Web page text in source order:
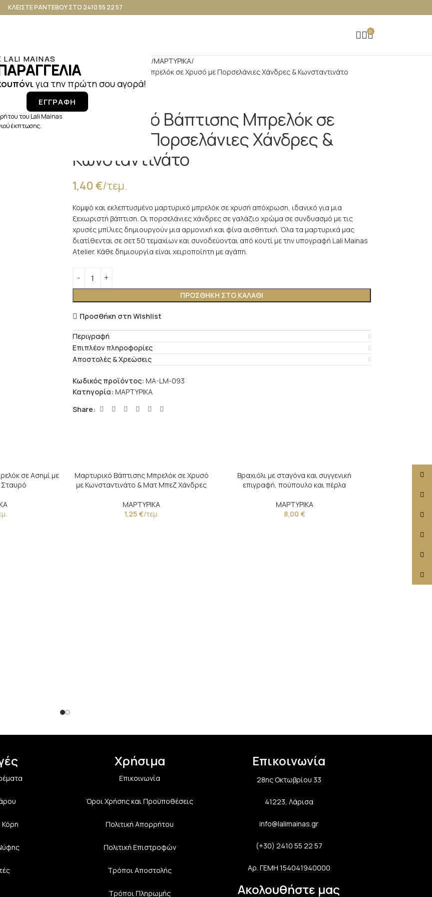
MAINAS
για την πρώτη σου αγορά!
ΕΓΓΡΑΦΗ
του Lali Mainas
έκπτωσης.
ΚΛΕΙΣΤΕ ΡΑΝΤΕΒΟΥ ΣΤΟ 2410 55 22 57
0
ΜΑΡΤΥΡΙΚΑ
Μαρτυρικό Βάπτισης Μπρελόκ σε Χρυσό με Πορσελάνιες Χάνδρες & Κωνσταντινάτο
Μαρτυρικό Βάπτισης Μπρελόκ σε
Χρυσό με Πορσελάνιες Χάνδρες &
Κωνσταντινάτο
1,40 €/τεμ.
Κομψό και εκλεπτυσμένο μαρτυρικό μπρελόκ σε χρυσή απόχρωση, ιδανικό για μια
ξεχωριστή βάπτιση. Οι πορσελάνιες χάνδρες σε γαλάζιο χρώμα σε συνδυασμό με τις
χρυσές μπίλιες δημιουργούν μια αρμονική και φίνα αισθητική. Όλα τα μαρτυρικά μας
διατίθενται σε σετ 50 τεμαχίων και συνοδεύονται από κουτί με την υπογραφή Lali Mainas
Atelier. Κάθε δημιουργία είναι χειροποίητη με αγάπη.
ΠΡΟΣΘΉΚΗ ΣΤΟ ΚΑΛΆΘΙ
Προσθήκη στη Wishlist
Περιγραφή
Επιπλέον πληροφορίες
Αποστολές & Χρεώσεις
Κωδικός προϊόντος: MA-LM-093
Κατηγορία: ΜΑΡΤΥΡΙΚΑ
Share:
σε Ασημί με
Μαρτυρικό Βάπτισης Μπρελόκ σε Χρυσό
με Κωνσταντινάτο & Ματ Μπεζ Χάνδρες
ΜΑΡΤΥΡΙΚΑ
1,25 €/τεμ.
Βραχιόλι με σταγόνα και συγγενική
επιγραφή, πούπουλο και πέρλα
ΜΑΡΤΥΡΙΚΑ
8,00 €
Κόρη
Χρήσιμα
Επικοινωνία
Όροι Χρήσης και Προϋποθέσεις
Πολιτική Aπορρήτου
Πολιτική Επιστροφών
Τρόποι Αποστολής
Τρόποι Πληρωμής
Επικοινωνία
28ης Οκτωβρίου 33
41223, Λάρισα
info@lalimainas.gr
(+30) 2410 55 22 57
Αρ. ΓΕΜΗ 154041940000
Ακολουθήστε μας